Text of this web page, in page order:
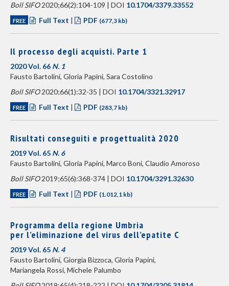
Boll SIFO2020;66(2):104-109 | DOI 10.1704/3379.33552
FREE Full Text | PDF (677,3 kb)
Il processo degli acquisti. Parte 1
2020 Vol. 66 N. 1
Fausto Bartolini, Gloria Papini, Sara Costolino
Boll SIFO2020;66(1):32-35 | DOI 10.1704/3321.32917
FREE Full Text | PDF (283,7 kb)
Risultati conseguiti e progettualità 2020
2019 Vol. 65 N. 6
Fausto Bartolini, Gloria Papini, Marco Boni, Claudio Amoroso
Boll SIFO2019;65(6):368-374 | DOI 10.1704/3291.32630
FREE Full Text | PDF (1.012,1 kb)
Programma della regione Umbria
per l’eliminazione del virus dell’epatite C
2019 Vol. 65 N. 4
Fausto Bartolini, Giorgia Bizzoca, Gloria Papini,
Mariangela Rossi, Michele Palumbo